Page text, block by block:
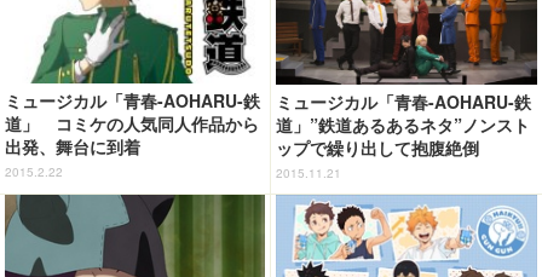
ミュージカル「青春-AOHARU-鉄
道」 コミケの人気同人作品から
出発、舞台に到着
2015.2.22
ミュージカル「青春-AOHARU-鉄
道」”鉄道あるあるネタ”ノンスト
ップで繰り出して抱腹絶倒
2015.11.21